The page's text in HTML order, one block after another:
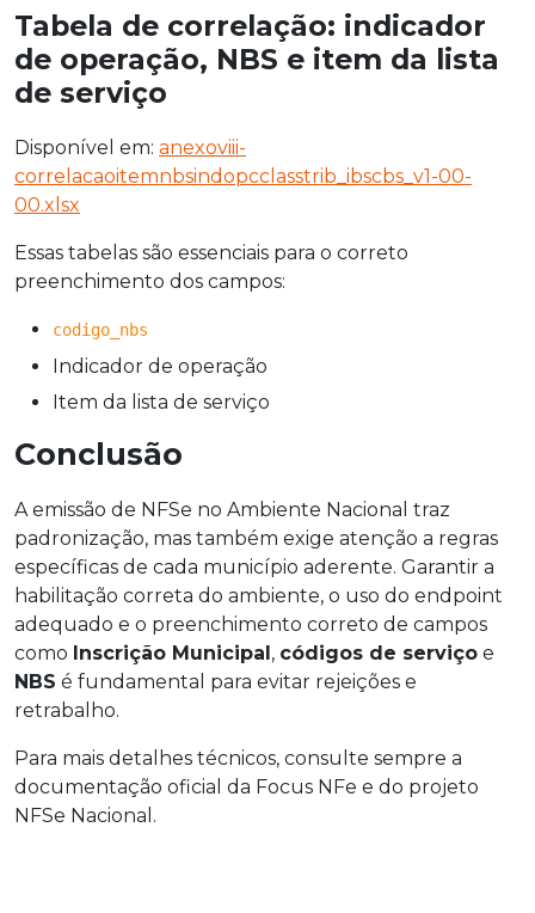
Tabela de correlação: indicador
de operação, NBS e item da lista
de serviço
Disponível em: anexoviii-
correlacaoitemnbsindopcclasstrib_ibscbs_v1-00-
00.xlsx
Essas tabelas são essenciais para o correto
preenchimento dos campos:
codigo_nbs
Indicador de operação
Item da lista de serviço
Conclusão
A emissão de NFSe no Ambiente Nacional traz
padronização, mas também exige atenção a regras
específicas de cada município aderente. Garantir a
habilitação correta do ambiente, o uso do endpoint
adequado e o preenchimento correto de campos
como Inscrição Municipal, códigos de serviço e
NBS é fundamental para evitar rejeições e
retrabalho.
Para mais detalhes técnicos, consulte sempre a
documentação oficial da Focus NFe e do projeto
NFSe Nacional.